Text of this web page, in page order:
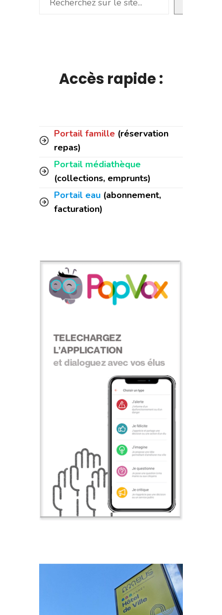
Accès rapide :
Portail famille (réservation
repas)
Portail médiathèque
(collections, emprunts)
Portail eau (abonnement,
facturation)